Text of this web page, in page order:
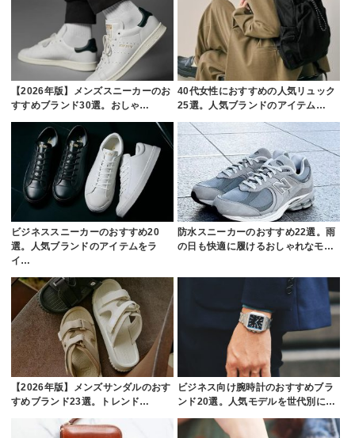
【2026年版】メンズスニーカーのお
すすめブランド30選。おしゃ…
40代女性におすすめの人気リュック
25選。人気ブランドのアイテム…
ビジネススニーカーのおすすめ20
選。人気ブランドのアイテムをラ
イ…
防水スニーカーのおすすめ22選。雨
の日も快適に履けるおしゃれなモ…
【2026年版】メンズサンダルのおす
すめブランド23選。トレンド…
ビジネス向け腕時計のおすすめブラ
ンド20選。人気モデルを世代別に…